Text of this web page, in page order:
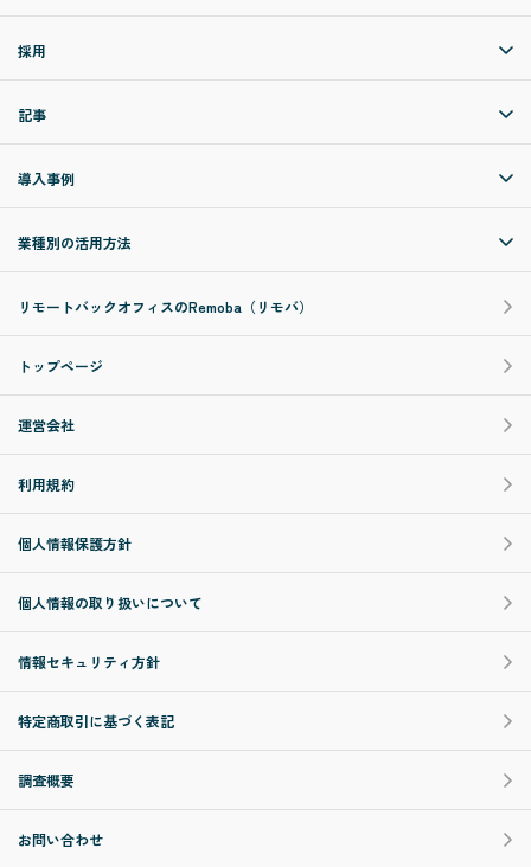
採用
記事
導入事例
業種別の活用方法
リモートバックオフィスのRemoba（リモバ）
トップページ
運営会社
利用規約
個人情報保護方針
個人情報の取り扱いについて
情報セキュリティ方針
特定商取引に基づく表記
調査概要
お問い合わせ